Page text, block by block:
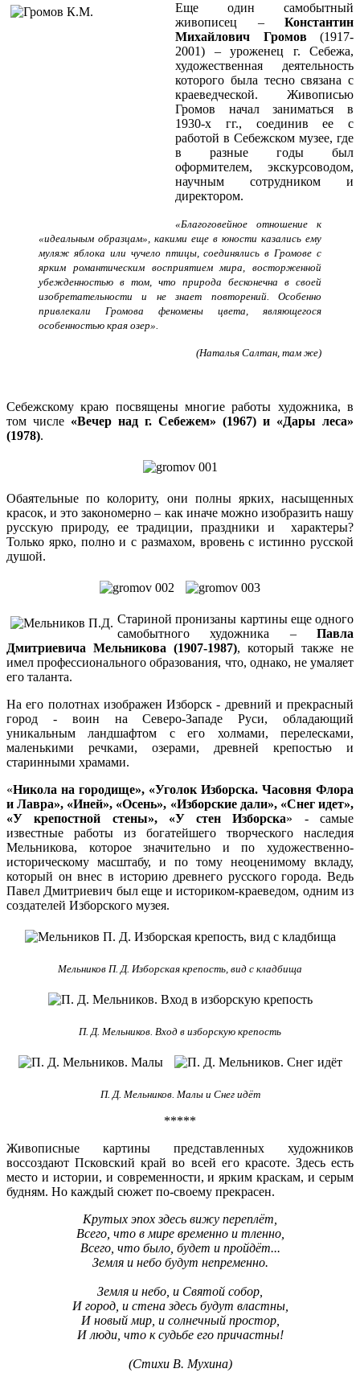
Еще один самобытный
живописец – Константин
Михайлович Громов(1917-
2001) – уроженец г. Себежа,
художественная деятельность
которого была тесно связана с
краеведческой. Живописью
Громов начал заниматься в
1930-х гг., соединив ее с
работой в Себежском музее, где
в разные годы был
оформителем, экскурсоводом,
научным сотрудником и
директором.
«Благоговейное отношение к
«идеальным образцам», какими еще в юности казались ему
муляж яблока или чучело птицы, соединялись в Громове с
ярким романтическим восприятием мира, восторженной
убежденностью в том, что природа бесконечна в своей
изобретательности и не знает повторений. Особенно
привлекали Громова феномены цвета, являющегося
особенностью края озер».
(Наталья Салтан, там же)
Себежскому краю посвящены многие работы художника, в
том числе «Вечер над г. Себежем» (1967) и «Дары леса»
(1978).
Обаятельные по колориту, они полны ярких, насыщенных
красок, и это закономерно – как иначе можно изобразить нашу
русскую природу, ее традиции, праздники и характеры?
Только ярко, полно и с размахом, вровень с истинно русской
душой.
Стариной пронизаны картины еще одного
самобытного художника – Павла
Дмитриевича Мельникова (1907-1987), который также не
имел профессионального образования, что, однако, не умаляет
его таланта.
На его полотнах изображен Изборск - древний и прекрасный
город - воин на Северо-Западе Руси, обладающий
уникальным ландшафтом с его холмами, перелесками,
маленькими речками, озерами, древней крепостью и
старинными храмами.
«Никола на городище», «Уголок Изборска. Часовня Флора
и Лавра», «Иней», «Осень», «Изборские дали», «Снег идет»,
«У крепостной стены», «У стен Изборска» - самые
известные работы из богатейшего творческого наследия
Мельникова, которое значительно и по художественно-
историческому масштабу, и по тому неоценимому вкладу,
который он внес в историю древнего русского города. Ведь
Павел Дмитриевич был еще и историком-краеведом, одним из
создателей Изборского музея.
Мельников П. Д. Изборская крепость, вид с кладбища
П. Д. Мельников. Вход в изборскую крепость
П. Д. Мельников. Малы и Снег идёт
*****
Живописные картины представленных художников
воссоздают Псковский край во всей его красоте. Здесь есть
место и истории, и современности, и ярким краскам, и серым
будням. Но каждый сюжет по-своему прекрасен.
Крутых эпох здесь вижу переплёт,
Всего, что в мире временно и тленно,
Всего, что было, будет и пройдёт...
Земля и небо будут непременно.
Земля и небо, и Святой собор,
И город, и стена здесь будут властны,
И новый мир, и солнечный простор,
И люди, что к судьбе его причастны!
(Стихи В. Мухина)